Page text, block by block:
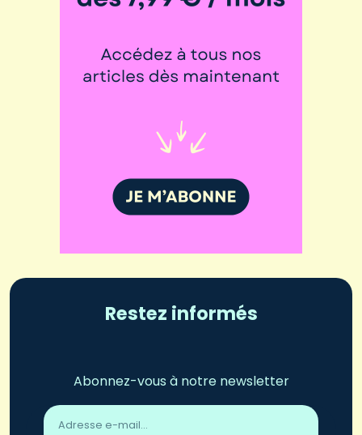
Restez informés
Abonnez-vous à notre newsletter
Adresse
email